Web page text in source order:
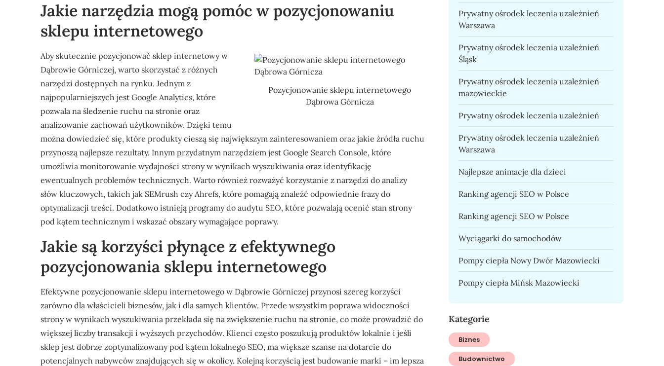
Jakie narzędzia mogą pomóc w pozycjonowaniu
sklepu internetowego
Pozycjonowanie sklepu internetowego
Dąbrowa Górnicza
Aby skutecznie pozycjonować sklep internetowy w
Dąbrowie Górniczej, warto skorzystać z różnych
narzędzi dostępnych na rynku. Jednym z
najpopularniejszych jest Google Analytics, które
pozwala na śledzenie ruchu na stronie oraz
analizowanie zachowań użytkowników. Dzięki temu
można dowiedzieć się, które produkty cieszą się największym zainteresowaniem oraz jakie źródła ruchu
przynoszą najlepsze rezultaty. Innym przydatnym narzędziem jest Google Search Console, które
umożliwia monitorowanie wydajności strony w wynikach wyszukiwania oraz identyfikację
ewentualnych problemów technicznych. Warto również rozważyć korzystanie z narzędzi do analizy
słów kluczowych, takich jak SEMrush czy Ahrefs, które pomagają znaleźć odpowiednie frazy do
optymalizacji treści. Dodatkowo istnieją programy do audytu SEO, które pozwalają ocenić stan strony
pod kątem technicznym i wskazać obszary wymagające poprawy.
Jakie są korzyści płynące z efektywnego
pozycjonowania sklepu internetowego
Efektywne pozycjonowanie sklepu internetowego w Dąbrowie Górniczej przynosi szereg korzyści
zarówno dla właścicieli biznesów, jak i dla samych klientów. Przede wszystkim poprawa widoczności
strony w wynikach wyszukiwania przekłada się na zwiększenie ruchu na stronie, co może prowadzić do
większej liczby transakcji i wyższych przychodów. Klienci często poszukują produktów lokalnie i jeśli
sklep jest dobrze zoptymalizowany pod kątem lokalnego SEO, ma większe szanse na dotarcie do
potencjalnych nabywców znajdujących się w okolicy. Kolejną korzyścią jest budowanie marki – im lepsza
Prywatny ośrodek leczenia uzależnień
Warszawa
Prywatny ośrodek leczenia uzależnień
Śląsk
Prywatny ośrodek leczenia uzależnień
mazowieckie
Prywatny ośrodek leczenia uzależnień
Prywatny ośrodek leczenia uzależnień
Warszawa
Najlepsze animacje dla dzieci
Ranking agencji SEO w Polsce
Ranking agencji SEO w Polsce
Wyciągarki do samochodów
Pompy ciepła Nowy Dwór Mazowiecki
Pompy ciepła Mińsk Mazowiecki
Kategorie
Biznes
Budownictwo